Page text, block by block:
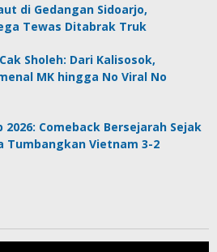
di Gedangan Sidoarjo,
Tewas Ditabrak Truk
Sholeh: Dari Kalisosok,
MK hingga No Viral No
2026: Comeback Bersejarah Sejak
Tumbangkan Vietnam 3-2